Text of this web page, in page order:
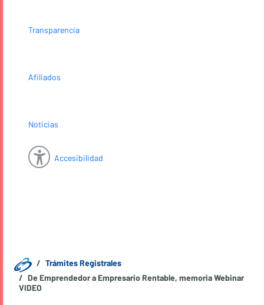
Transparencia
Afiliados
Noticias
Accesibilidad
Trámites Registrales
De Emprendedor a Empresario Rentable, memoria Webinar
VIDEO